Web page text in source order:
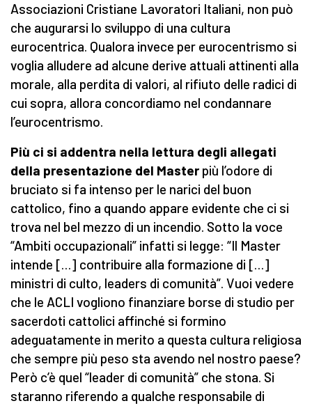
Associazioni Cristiane Lavoratori Italiani, non può
che augurarsi lo sviluppo di una cultura
eurocentrica. Qualora invece per eurocentrismo si
voglia alludere ad alcune derive attuali attinenti alla
morale, alla perdita di valori, al rifiuto delle radici di
cui sopra, allora concordiamo nel condannare
l’eurocentrismo.
Più ci si addentra nella lettura degli allegati
della presentazione del Master più l’odore di
bruciato si fa intenso per le narici del buon
cattolico, fino a quando appare evidente che ci si
trova nel bel mezzo di un incendio. Sotto la voce
“Ambiti occupazionali” infatti si legge: “Il Master
intende […] contribuire alla formazione di […]
ministri di culto, leaders di comunità”. Vuoi vedere
che le ACLI vogliono finanziare borse di studio per
sacerdoti cattolici affinché si formino
adeguatamente in merito a questa cultura religiosa
che sempre più peso sta avendo nel nostro paese?
Però c’è quel “leader di comunità” che stona. Si
staranno riferendo a qualche responsabile di